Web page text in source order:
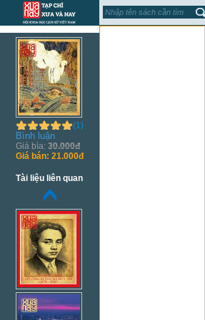
(1)
Bình luận
Giá bìa: 30.000đ
Giá bán: 21.000đ
Tài liệu liên quan